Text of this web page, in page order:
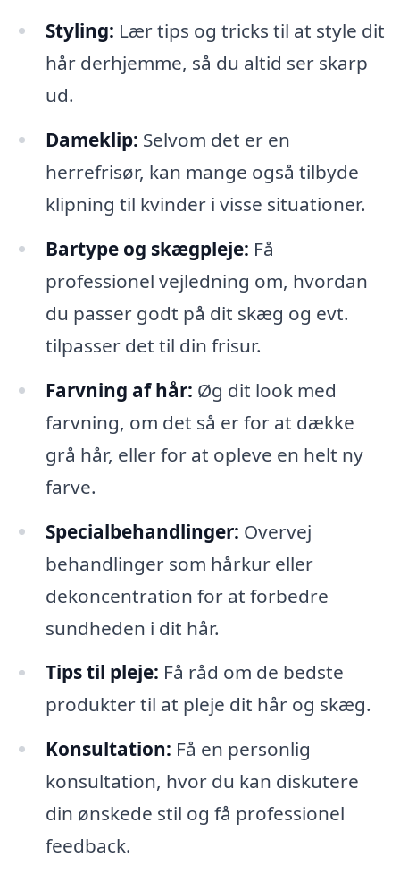
Styling: Lær tips og tricks til at style dit
hår derhjemme, så du altid ser skarp
ud.
Dameklip: Selvom det er en
herrefrisør, kan mange også tilbyde
klipning til kvinder i visse situationer.
Bartype og skægpleje: Få
professionel vejledning om, hvordan
du passer godt på dit skæg og evt.
tilpasser det til din frisur.
Farvning af hår: Øg dit look med
farvning, om det så er for at dække
grå hår, eller for at opleve en helt ny
farve.
Specialbehandlinger: Overvej
behandlinger som hårkur eller
dekoncentration for at forbedre
sundheden i dit hår.
Tips til pleje: Få råd om de bedste
produkter til at pleje dit hår og skæg.
Konsultation: Få en personlig
konsultation, hvor du kan diskutere
din ønskede stil og få professionel
feedback.